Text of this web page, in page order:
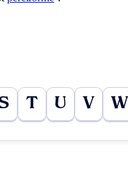
T U V W